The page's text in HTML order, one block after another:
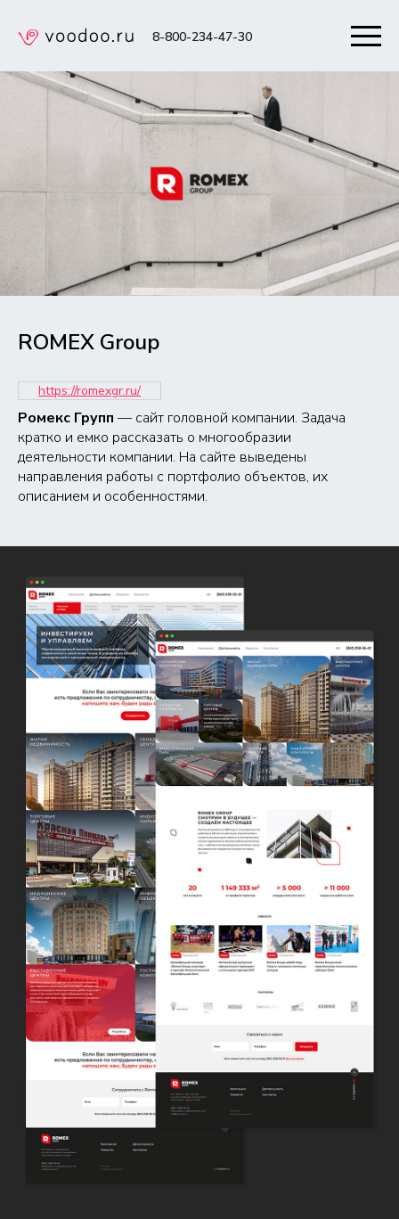
8-800-234-47-30
ROMEX Group
https://romexgr.ru/
Ромекс Групп — сайт головной компании. Задача
кратко и емко рассказать о многообразии
деятельности компании. На сайте выведены
направления работы с портфолио объектов, их
описанием и особенностями.